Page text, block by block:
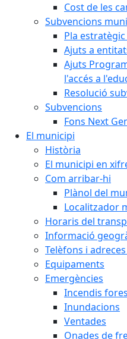
Cost de les
Subvencions
Pla
Ajuts a
Ajuts
l'accés a
Resolució
Subvencions
Fons Next
El municipi
Història
El municipi en
Com arribar-hi
Plànol del
Localitzador
Horaris del
Informació
Telèfons i
Equipaments
Emergències
Incendis
Inundacions
Ventades
Onades de